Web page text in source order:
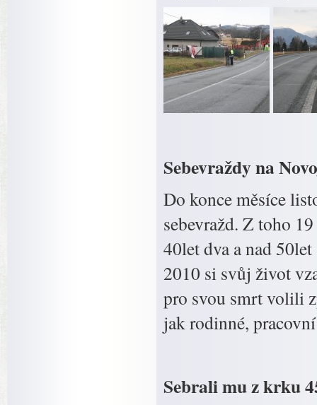
Sebevraždy na
Do konce měsíce
sebevražd. Z toho
40let dva a nad
2010 si svůj život
pro svou smrt volili
jak rodinné,
Sebrali mu z krku